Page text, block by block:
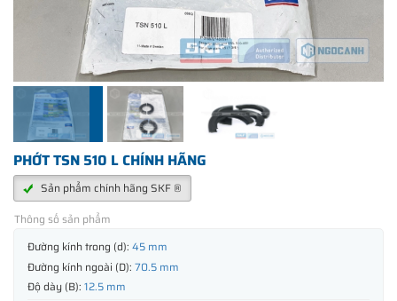
PHỚT TSN 510 L CHÍNH HÃNG
Sản phẩm chính hãng SKF ®
Thông số sản phẩm
Đường kính trong (d): 45 mm
Đường kính ngoài (D): 70.5 mm
Độ dày (B): 12.5 mm